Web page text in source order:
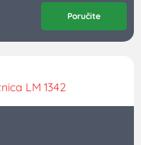
Poručite